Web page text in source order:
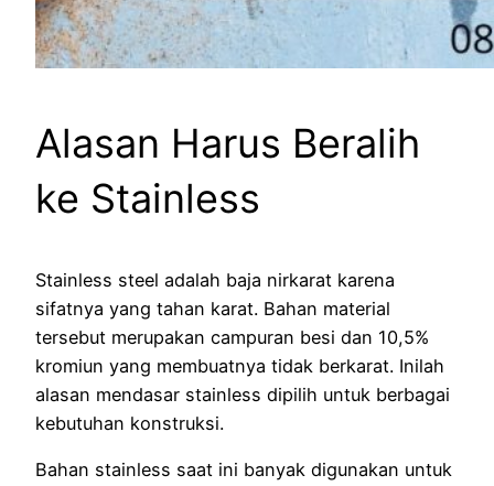
Alasan Harus Beralih
ke Stainless
Stainless steel adalah baja nirkarat karena
sifatnya yang tahan karat. Bahan material
tersebut merupakan campuran besi dan 10,5%
kromiun yang membuatnya tidak berkarat. Inilah
alasan mendasar stainless dipilih untuk berbagai
kebutuhan konstruksi.
Bahan stainless saat ini banyak digunakan untuk